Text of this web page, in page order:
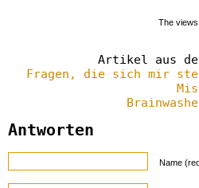
The
Artikel aus
Fragen, die sich mir
Antworten
Name